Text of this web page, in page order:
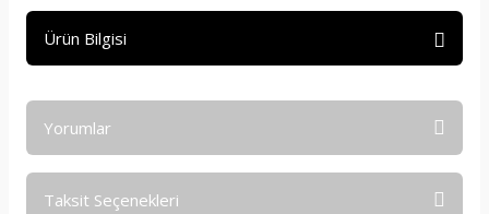
Ürün Bilgisi
Yorumlar
Taksit Seçenekleri